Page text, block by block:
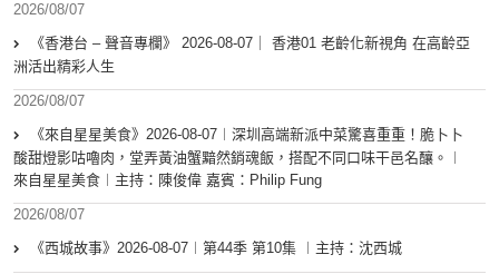
2026/08/07
《香港台 – 聲音專欄》 2026-08-07｜ 香港01 老齡化新視角 在高齡亞
洲活出精彩人生
2026/08/07
《來自星星美食》2026-08-07︱深圳高端新派中菜驚喜重重！脆卜卜
酸甜燈影咕嚕肉，堂弄黃油蟹黯然銷魂飯，搭配不同口味干邑名釀。︱
來自星星美食︱主持：陳俊偉 嘉賓：Philip Fung
2026/08/07
《西城故事》2026-08-07︱第44季 第10集 ︱主持：沈西城